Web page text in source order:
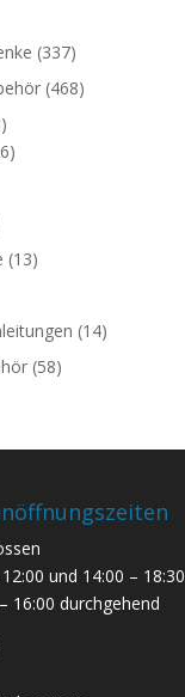
(337)
(468)
(13)
(14)
(58)
und 14:00 – 18:30
16:00 durchgehend